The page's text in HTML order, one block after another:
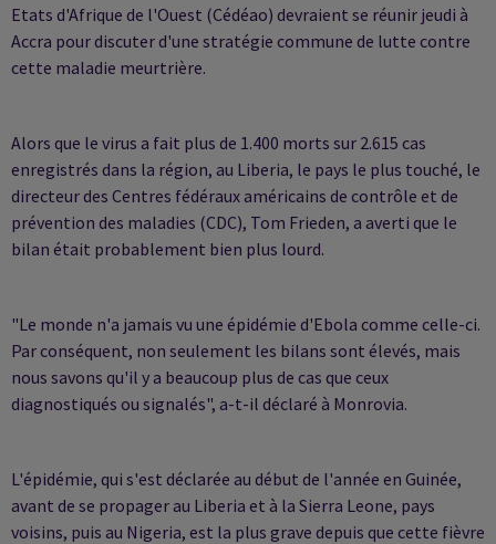
Etats d'Afrique de l'Ouest (Cédéao) devraient se réunir jeudi à
Accra pour discuter d'une stratégie commune de lutte contre
cette maladie meurtrière.
Alors que le virus a fait plus de 1.400 morts sur 2.615 cas
enregistrés dans la région, au Liberia, le pays le plus touché, le
directeur des Centres fédéraux américains de contrôle et de
prévention des maladies (CDC), Tom Frieden, a averti que le
bilan était probablement bien plus lourd.
"Le monde n'a jamais vu une épidémie d'Ebola comme celle-ci.
Par conséquent, non seulement les bilans sont élevés, mais
nous savons qu'il y a beaucoup plus de cas que ceux
diagnostiqués ou signalés", a-t-il déclaré à Monrovia.
L'épidémie, qui s'est déclarée au début de l'année en Guinée,
avant de se propager au Liberia et à la Sierra Leone, pays
voisins, puis au Nigeria, est la plus grave depuis que cette fièvre